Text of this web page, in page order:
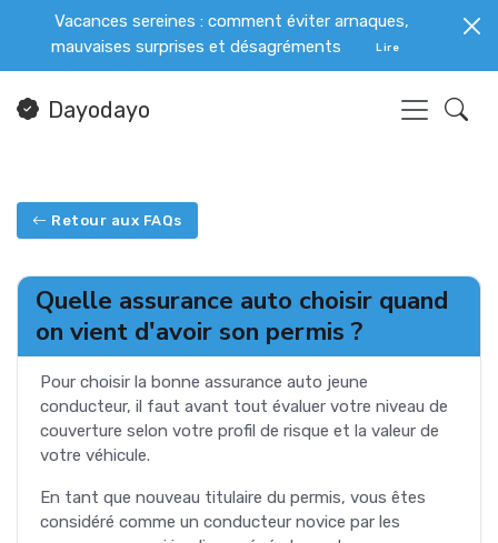
Vacances sereines : comment éviter arnaques,
mauvaises surprises et désagréments
Lire
Dayodayo
Retour aux FAQs
Quelle assurance auto choisir quand
on vient d'avoir son permis ?
Pour choisir la bonne assurance auto jeune
conducteur, il faut avant tout évaluer votre niveau de
couverture selon votre profil de risque et la valeur de
votre véhicule.
En tant que nouveau titulaire du permis, vous êtes
considéré comme un conducteur novice par les